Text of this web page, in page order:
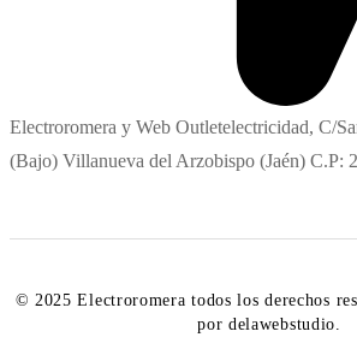
Electroromera y Web Outletelectricidad, C/
(Bajo) Villanueva del Arzobispo (Jaén) C.P:
© 2025 Electroromera todos los derechos
por delawebstudio.